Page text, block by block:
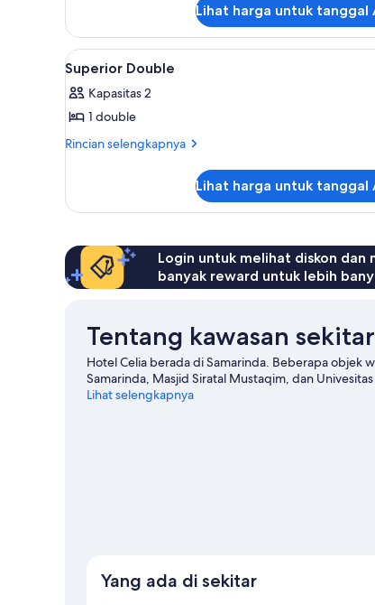
Kamar
Twin
Deluks
Lihat harga untuk tanggal
Lihat
semua
foto
untuk
Superior
Tirai kedap cahaya dan
7
Superior Double
Kapasitas 2
1 double
Rincian selengkapnya
Rincian
Superior
Lihat harga untuk tanggal
Login untuk melihat diskon dan
banyak reward untuk lebih
Tentang kawasan sekitar
Hotel Celia berada di Samarinda. Beberapa objek
Samarinda, Masjid Siratal Mustaqim, dan
Lihat selengkapnya
Yang ada di sekitar